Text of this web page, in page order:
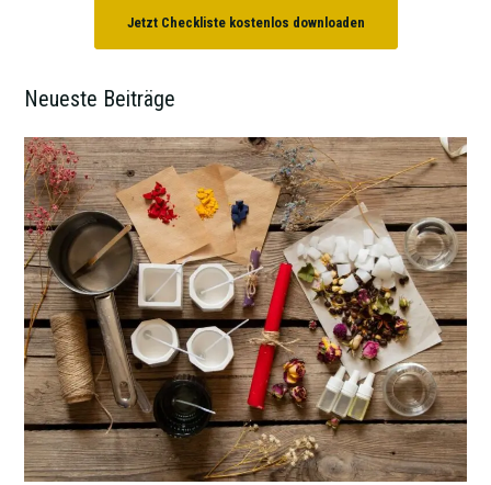
Jetzt Checkliste kostenlos downloaden
Neueste Beiträge